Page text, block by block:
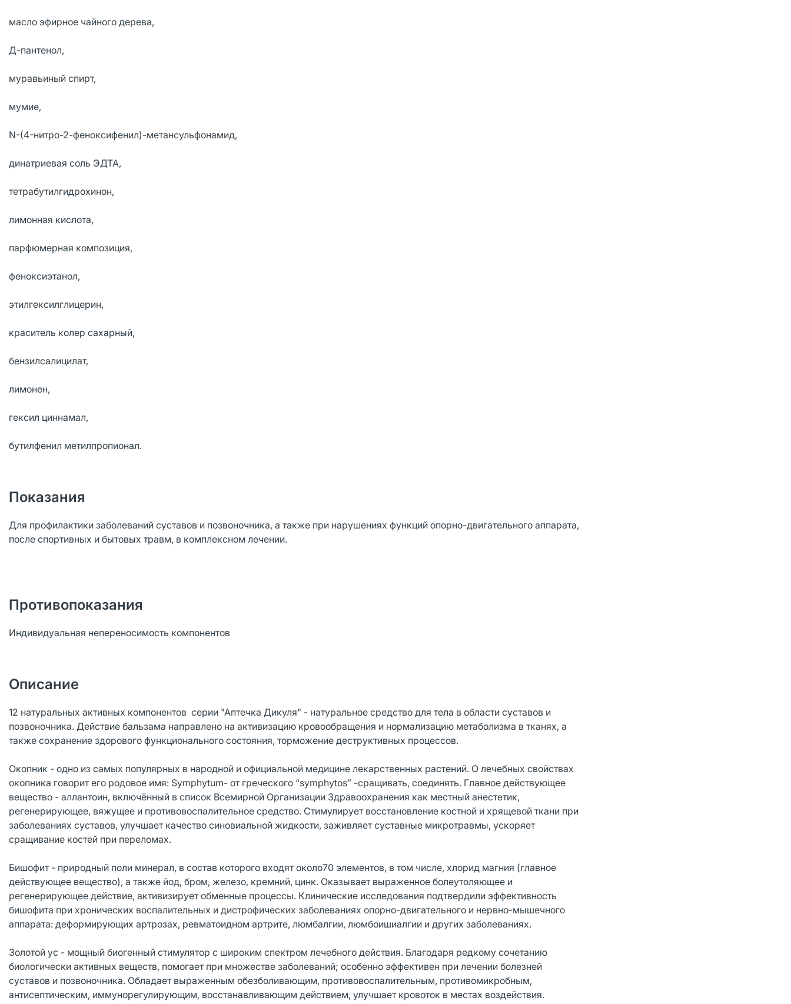
масло эфирное чайного дерева,
Д-пантенол,
муравьиный спирт,
мумие,
N-(4-нитро-2-феноксифенил)-метансульфонамид,
динатриевая соль ЭДТА,
тетрабутилгидрохинон,
лимонная кислота,
парфюмерная композиция,
феноксиэтанол,
этилгексилглицерин,
краситель колер сахарный,
бензилсалицилат,
лимонен,
гексил циннамал,
бутилфенил метилпропионал.
Показания
Для профилактики заболеваний суставов и позвоночника, а также при нарушениях функций опорно-двигательного аппарата,
после спортивных и бытовых травм, в комплексном лечении.
Противопоказания
Индивидуальная непереносимость компонентов
Описание
12 натуральных активных компонентов серии "Аптечка Дикуля" - натуральное средство для тела в области суставов и
позвоночника. Действие бальзама направлено на активизацию кровообращения и нормализацию метаболизма в тканях, а
также сохранение здорового функционального состояния, торможение деструктивных процессов.
Окопник - одно из самых популярных в народной и официальной медицине лекарственных растений. О лечебных свойствах
окопника говорит его родовое имя: Symphytum- от греческого “symphytos” -сращивать, соединять. Главное действующее
вещество - аллантоин, включённый в список Всемирной Организации Здравоохранения как местный анестетик,
регенерирующее, вяжущее и противовоспалительное средство. Стимулирует восстановление костной и хрящевой ткани при
заболеваниях суставов, улучшает качество синовиальной жидкости, заживляет суставные микротравмы, ускоряет
сращивание костей при переломах.
Бишофит - природный поли минерал, в состав которого входят около70 элементов, в том числе, хлорид магния (главное
действующее вещество), а также йод, бром, железо, кремний, цинк. Оказывает выраженное болеутоляющее и
регенерирующее действие, активизирует обменные процессы. Клинические исследования подтвердили эффективность
бишофита при хронических воспалительных и дистрофических заболеваниях опорно-двигательного и нервно-мышечного
аппарата: деформирующих артрозах, ревматоидном артрите, люмбалгии, люмбоишиалгии и других заболеваниях.
Золотой ус - мощный биогенный стимулятор с широким спектром лечебного действия. Благодаря редкому сочетанию
биологически активных веществ, помогает при множестве заболеваний; особенно эффективен при лечении болезней
суставов и позвоночника. Обладает выраженным обезболивающим, противовоспалительным, противомикробным,
антисептическим, иммунорегулирующим, восстанавливающим действием, улучшает кровоток в местах воздействия.